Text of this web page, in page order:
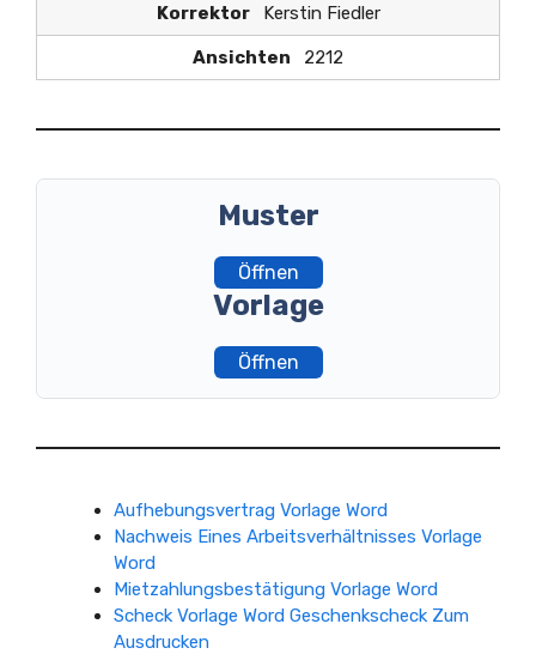
Korrektor Kerstin Fiedler
Ansichten 2212
Muster
Öffnen
Vorlage
Öffnen
Aufhebungsvertrag Vorlage Word
Nachweis Eines Arbeitsverhältnisses Vorlage
Word
Mietzahlungsbestätigung Vorlage Word
Scheck Vorlage Word Geschenkscheck Zum
Ausdrucken